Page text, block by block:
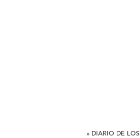
» DIARIO DE LOS